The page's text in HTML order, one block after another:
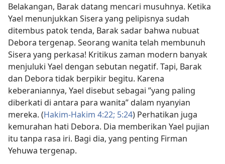
Belakangan, Barak datang mencari musuhnya. Ketika
Yael menunjukkan Sisera yang pelipisnya sudah
ditembus patok tenda, Barak sadar bahwa nubuat
Debora tergenap. Seorang wanita telah membunuh
Sisera yang perkasa! Kritikus zaman modern banyak
menjuluki Yael dengan sebutan negatif. Tapi, Barak
dan Debora tidak berpikir begitu. Karena
keberaniannya, Yael disebut sebagai ”yang paling
diberkati di antara para wanita” dalam nyanyian
mereka. (Hakim-Hakim 4:22; 5:24) Perhatikan juga
kemurahan hati Debora. Dia memberikan Yael pujian
itu tanpa rasa iri. Bagi dia, yang penting Firman
Yehuwa tergenap.